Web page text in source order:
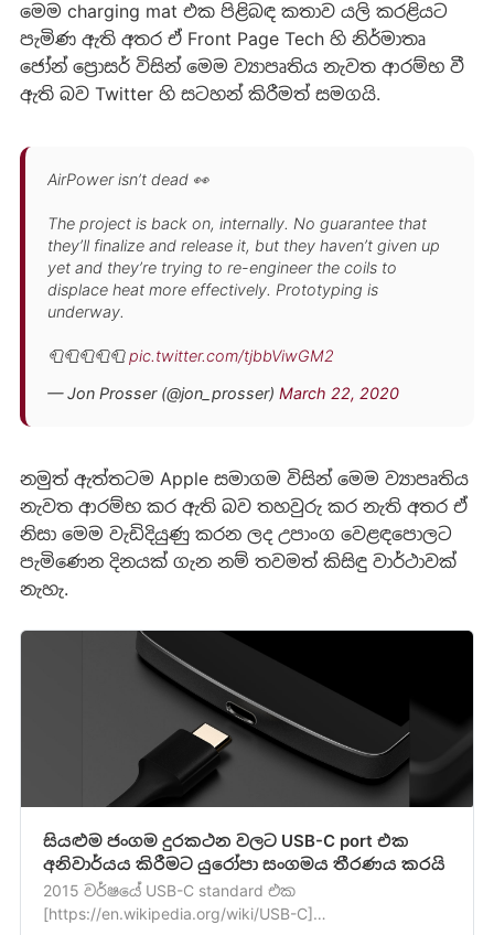
මෙම charging mat එක පිළිබඳ කතාව යලි කරළියට
පැමිණ ඇති අතර ඒ Front Page Tech හි නිර්මාතෘ
ජෝන් ප්‍රොසර් විසින් මෙම ව්‍යාපෘතිය නැවත ආරම්භ වී
ඇති බව Twitter හි සටහන් කිරීමත් සමගයි.
AirPower isn’t dead 👀
The project is back on, internally. No guarantee that
they’ll finalize and release it, but they haven’t given up
yet and they’re trying to re-engineer the coils to
displace heat more effectively. Prototyping is
underway.
🧻🧻🧻🧻🧻pic.twitter.com/tjbbViwGM2
— Jon Prosser (@jon_prosser) March 22, 2020
නමුත් ඇත්තටම Apple සමාගම විසින් මෙම ව්‍යාපෘතිය
නැවත ආරම්භ කර ඇති බව තහවුරු කර නැති අතර ඒ
නිසා මෙම වැඩිදියුණු කරන ලද උපාංග වෙළඳපොලට
පැමිණෙන දිනයක් ගැන නම් තවමත් කිසිඳු වාර්ථාවක්
නැහැ.
සියළුම ජංගම දුරකථන වලට USB-C port එක
අනිවාර්යය කිරීමට යුරෝපා සංගමය තීරණය කරයි
2015 වර්ෂයේ USB-C standard එක
[https://en.wikipedia.org/wiki/USB-C]